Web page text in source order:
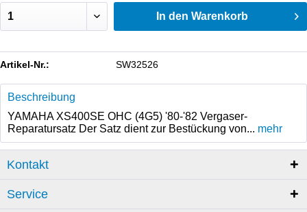
In den Warenkorb
Artikel-Nr.: SW32526
Beschreibung
YAMAHA XS400SE OHC (4G5) '80-'82 Vergaser-
Reparatursatz Der Satz dient zur Bestückung von... mehr
Kontakt
Service